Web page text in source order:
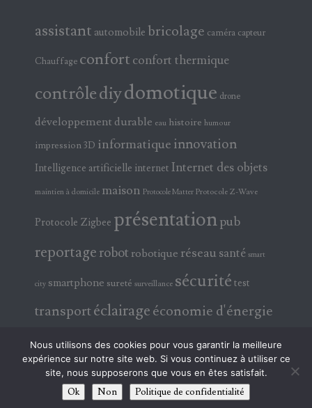
assistant automobile bricolage caméra capteur
Chauffage confort confort thermique
contrôlediydomotique drone
développement durable eau histoire humour
impression 3D informatique innovation
Intelligence artificielle internet Internet des objets
maintien à domicile maison Protocole Matter Protocole Z-Wave
Protocole Zigbee présentationpub
reportage robot robotique réseau santé smart
city smartphone sureté surveillance sécurité test
transportéclairageéconomie d'énergie
électricité électronique
© 2026 ABAVALATV !!! TOUS DROITS RÉSERVÉS
Nous utilisons des cookies pour vous garantir la meilleure
expérience sur notre site web. Si vous continuez à utiliser ce
site, nous supposerons que vous en êtes satisfait.
Ok Non Politique de confidentialité